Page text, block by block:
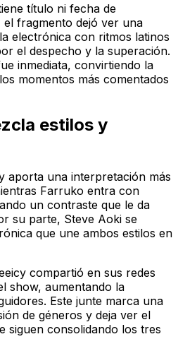
título ni fecha de
fragmento dejó ver una
electrónica con ritmos latinos
el despecho y la superación.
inmediata, convirtiendo la
momentos más comentados
estilos y
aporta una interpretación más
Farruko entra con
un contraste que le da
su parte, Steve Aoki se
que une ambos estilos en
compartió en sus redes
show, aumentando la
Este junte marca una
de géneros y deja ver el
siguen consolidando los tres